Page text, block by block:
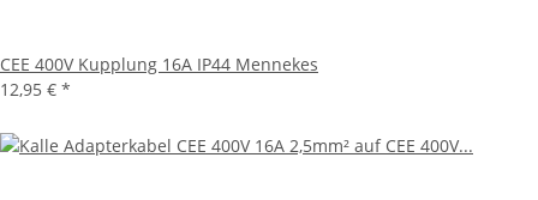
CEE 400V Kupplung 16A IP44 Mennekes
12,95 € *